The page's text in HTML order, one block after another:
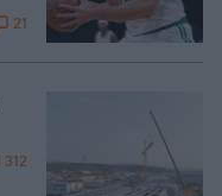
21
312